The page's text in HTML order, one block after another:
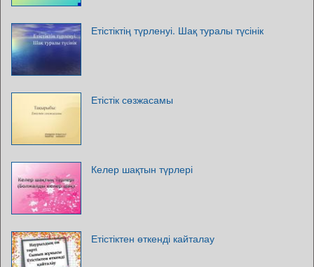
Етістіктің түрленуі. Шақ туралы түсінік
Етістік сөзжасамы
Келер шақтын түрлері
Етістіктен өткенді кайталау